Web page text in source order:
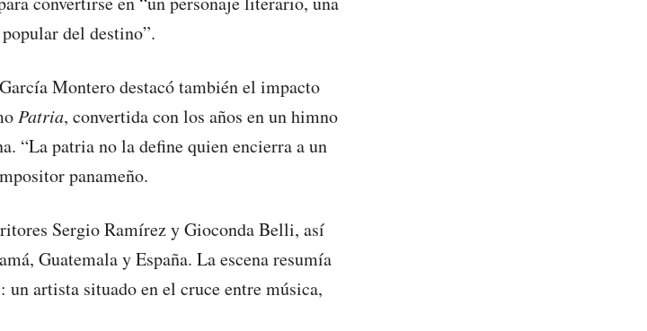
del destino”.
Montero destacó también el impacto
Patria, convertida con los años en un himno
“La patria no la define quien encierra a un
panameño.
Sergio Ramírez y Gioconda Belli, así
Guatemala y España. La escena resumía
un artista situado en el cruce entre música,